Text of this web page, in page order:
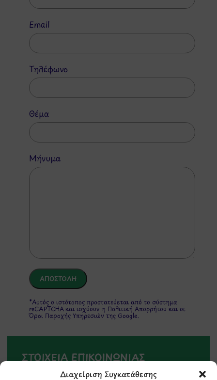
Διαχείριση Συγκατάθεσης
Email
Τηλέφωνο
Θέμα
Μήνυμα
*Αυτός ο ιστότοπος προστατεύεται από το σύστημα
reCAPTCHA και ισχύουν η Πολιτική Απορρήτου και οι
Όροι Παροχής Υπηρεσιώντης Google.
ΣΤΟΙΧΕΙΑ ΕΠΙΚΟΙΝΩΝΙΑΣ